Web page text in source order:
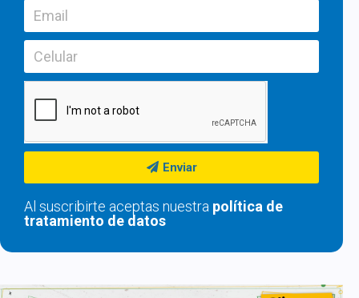
Enviar
Al suscribirte aceptas nuestra política de
tratamiento de datos